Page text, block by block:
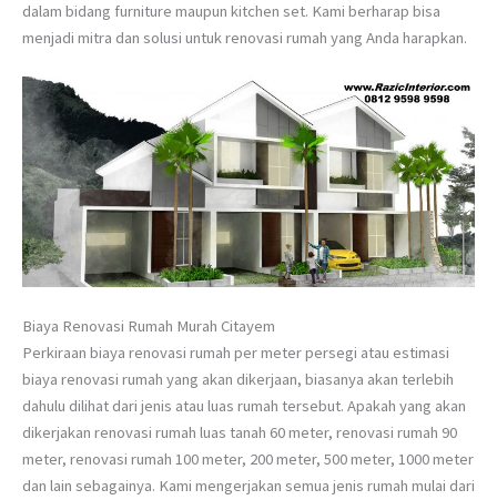
dalam bidang furniture maupun kitchen set. Kami berharap bisa
menjadi mitra dan solusi untuk renovasi rumah yang Anda harapkan.
Biaya Renovasi Rumah Murah Citayem
Perkiraan biaya renovasi rumah per meter persegi atau estimasi
biaya renovasi rumah yang akan dikerjaan, biasanya akan terlebih
dahulu dilihat dari jenis atau luas rumah tersebut. Apakah yang akan
dikerjakan renovasi rumah luas tanah 60 meter, renovasi rumah 90
meter, renovasi rumah 100 meter, 200 meter, 500 meter, 1000 meter
dan lain sebagainya. Kami mengerjakan semua jenis rumah mulai dari